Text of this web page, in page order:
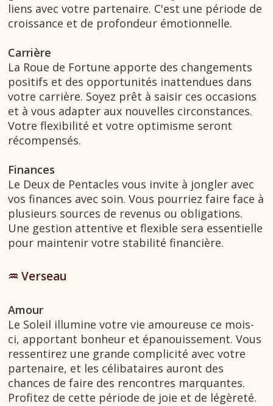
liens avec votre partenaire. C'est une période de
croissance et de profondeur émotionnelle.
Carrière
La Roue de Fortune apporte des changements
positifs et des opportunités inattendues dans
votre carrière. Soyez prêt à saisir ces occasions
et à vous adapter aux nouvelles circonstances.
Votre flexibilité et votre optimisme seront
récompensés.
Finances
Le Deux de Pentacles vous invite à jongler avec
vos finances avec soin. Vous pourriez faire face à
plusieurs sources de revenus ou obligations.
Une gestion attentive et flexible sera essentielle
pour maintenir votre stabilité financière.
♒︎ Verseau
Amour
Le Soleil illumine votre vie amoureuse ce mois-
ci, apportant bonheur et épanouissement. Vous
ressentirez une grande complicité avec votre
partenaire, et les célibataires auront des
chances de faire des rencontres marquantes.
Profitez de cette période de joie et de légèreté.